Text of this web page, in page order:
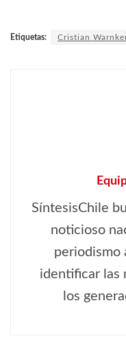
Etiquetas: Cristian
SíntesisChile
noticioso
periodismo
identificar las
los